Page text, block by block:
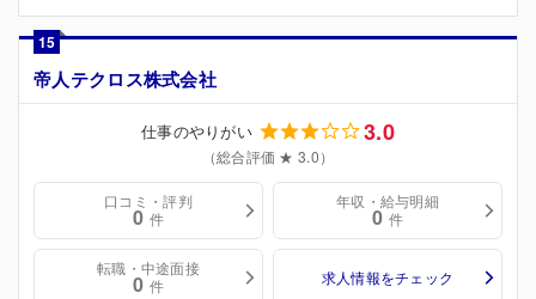
15
帝人テクロス株式会社
仕事のやりがい 3.0
（総合評価 ★ 3.0）
口コミ・評判
0 件
年収・給与明細
0 件
転職・中途面接
0 件 求人情報をチェック